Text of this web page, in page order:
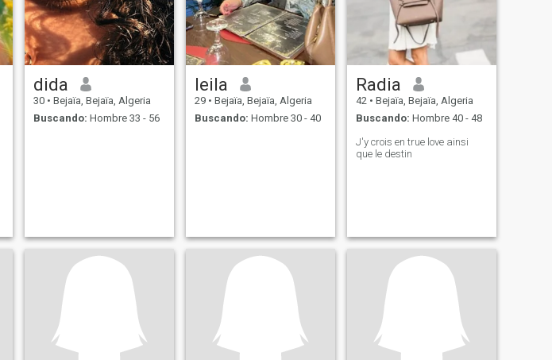
dida
30 • Bejaïa, Bejaïa, Algeria
Buscando: Hombre 33 - 56
leila
29 • Bejaïa, Bejaïa, Algeria
Buscando: Hombre 30 - 40
Radia
42 • Bejaïa, Bejaïa, Algeria
Buscando: Hombre 40 - 48
J'y crois en true love ainsi
que le destin